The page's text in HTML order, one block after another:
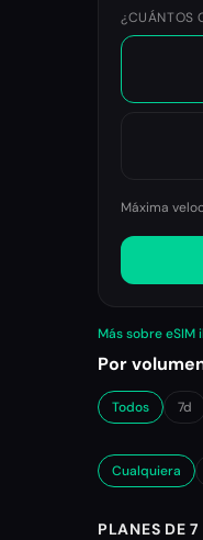
¿CUÁNTOS
Máxima
Más sobre
Por
Todos 7d
Cualquiera
PLANES DE